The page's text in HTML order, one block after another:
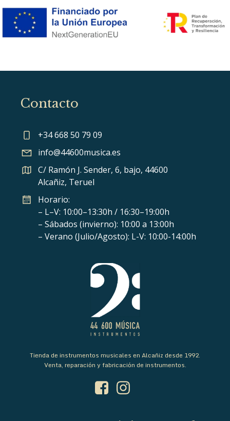
Contacto
+34 668 50 79 09
info@44600musica.es
C/ Ramón J. Sender, 6, bajo, 44600
Alcañiz, Teruel
Horario:
– L–V: 10:00–13:30h / 16:30–19:00h
– Sábados (invierno): 10:00 a 13:00h
– Verano (Julio/Agosto): L-V: 10:00-14:00h
Tienda de instrumentos musicales en Alcañiz desde 1992.
Venta, reparación y fabricación de instrumentos.